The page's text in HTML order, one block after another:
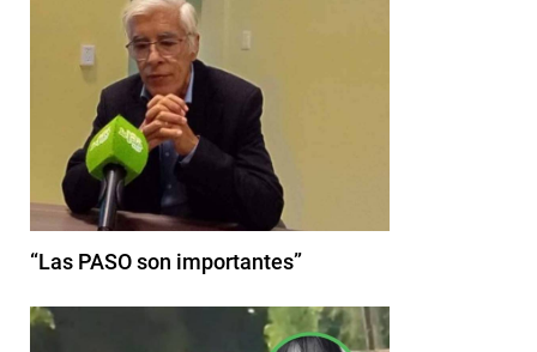
“Las PASO son importantes”